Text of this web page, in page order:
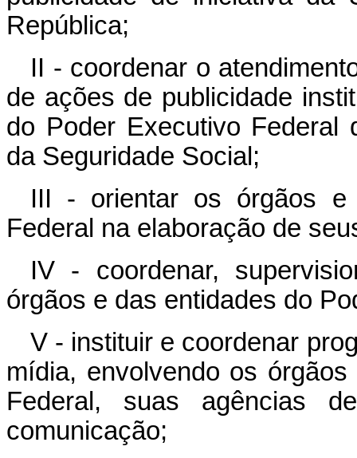
República;
II - coordenar o
de ações de publicidade
do Poder Executivo Federal
da Seguridade Social;
III - orientar os órgãos e
Federal na elaboração de
IV - coordenar,
órgãos e das entidades do
V - instituir e coordenar
mídia, envolvendo os
Federal, suas agências
comunicação;